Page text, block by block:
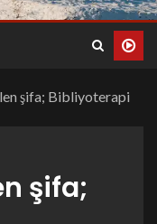
şifa; Bibliyoterapi
şifa;